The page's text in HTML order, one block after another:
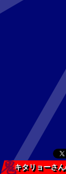
キタリョーさ